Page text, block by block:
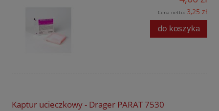
Cena netto: 3,25 zł
do koszyka
Kaptur ucieczkowy - Drager PARAT 7530